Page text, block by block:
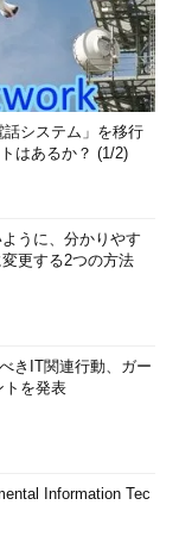
話システム」を移行
はあるか？ (1/2)
うに、分かりやす
更する2つの方法
きIT関連行動、ガー
トを発表
Information Tec